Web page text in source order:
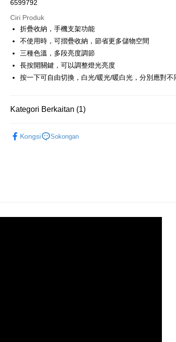
Pengambilan di Kedai Serbaneka
LINE Pay
Apple Pay
Easy Wallet
Pemindahan ATM
NT$60/pesanan | Penghantaran percuma untuk
6599792
Ciri Produk
折疊收納，手機支架功能
不使用時，可摺疊收納，節省更多儲物空間
三種色溫，多段亮度調節
長按開關鍵，可以調整燈光亮度
按一下可自由切換，白光/暖光/暖白光，分別應對不
Kategori Berkaitan (1)
Kongsi
Sokongan